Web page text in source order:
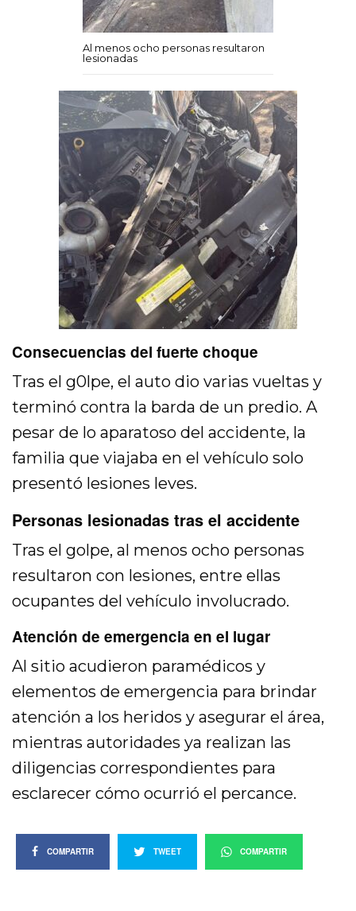
Al menos ocho personas resultaron
lesionadas
Consecuencias del fuerte choque
Tras el g0lpe, el auto dio varias vueltas y
terminó contra la barda de un predio. A
pesar de lo aparatoso del accidente, la
familia que viajaba en el vehículo solo
presentó lesiones leves.
Personas lesionadas tras el accidente
Tras el golpe, al menos ocho personas
resultaron con lesiones, entre ellas
ocupantes del vehículo involucrado.
Atención de emergencia en el lugar
Al sitio acudieron paramédicos y
elementos de emergencia para brindar
atención a los heridos y asegurar el área,
mientras autoridades ya realizan las
diligencias correspondientes para
esclarecer cómo ocurrió el percance.
COMPARTIR TWEET COMPARTIR